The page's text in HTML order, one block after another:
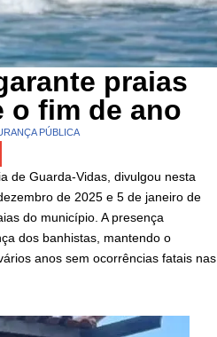
praias
o fim de ano
PÚBLICA
de Guarda-Vidas, divulgou nesta
de 2025 e 5 de janeiro de
do município. A presença
dos banhistas, mantendo o
anos sem ocorrências fatais nas